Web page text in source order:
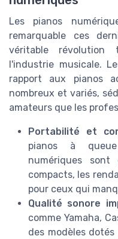
Les pianos
remarquable ces
véritable
l'industrie musicale.
rapport aux pianos
nombreux et variés,
amateurs que les
Portabilité et
pianos à
numériques sont
compacts, les
pour ceux qui
Qualité sonore
comme Yamaha,
des modèles